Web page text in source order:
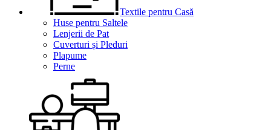
Textile pentru Casă
Huse pentru Saltele
Lenjerii de Pat
Cuverturi și Pleduri
Plapume
Perne